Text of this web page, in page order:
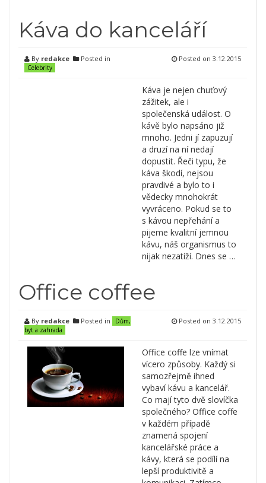
Káva do kanceláří
By redakce Posted in
Celebrity
Posted on 3.12.2015
Káva je nejen chuťový
zážitek, ale i
společenská událost. O
kávě bylo napsáno již
mnoho. Jedni jí zapuzují
a druzí na ní nedají
dopustit. Řeči typu, že
káva škodí, nejsou
pravdivé a bylo to i
vědecky mnohokrát
vyvráceno. Pokud se to
s kávou nepřehání a
pijeme kvalitní jemnou
kávu, náš organismus to
nijak nezatíží. Dnes se …
Office coffee
By redakce Posted in
Dům,
byt a zahrada
Posted on 3.12.2015
Office coffe lze vnímat
vícero způsoby. Každý si
samozřejmě ihned
vybaví kávu a kancelář.
Co mají tyto dvě slovíčka
společného? Office coffe
v každém případě
znamená spojení
kancelářské práce a
kávy, která se podílí na
lepší produktivitě a